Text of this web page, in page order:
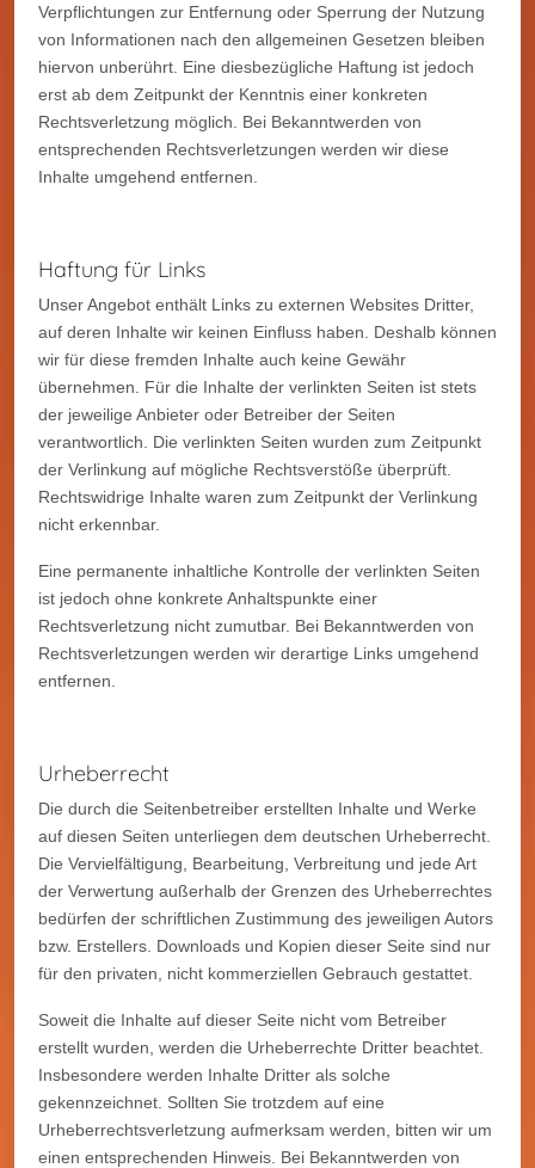
Verpflichtungen zur Entfernung oder Sperrung der Nutzung
von Informationen nach den allgemeinen Gesetzen bleiben
hiervon unberührt. Eine diesbezügliche Haftung ist jedoch
erst ab dem Zeitpunkt der Kenntnis einer konkreten
Rechtsverletzung möglich. Bei Bekanntwerden von
entsprechenden Rechtsverletzungen werden wir diese
Inhalte umgehend entfernen.
Haftung für Links
Unser Angebot enthält Links zu externen Websites Dritter,
auf deren Inhalte wir keinen Einfluss haben. Deshalb können
wir für diese fremden Inhalte auch keine Gewähr
übernehmen. Für die Inhalte der verlinkten Seiten ist stets
der jeweilige Anbieter oder Betreiber der Seiten
verantwortlich. Die verlinkten Seiten wurden zum Zeitpunkt
der Verlinkung auf mögliche Rechtsverstöße überprüft.
Rechtswidrige Inhalte waren zum Zeitpunkt der Verlinkung
nicht erkennbar.
Eine permanente inhaltliche Kontrolle der verlinkten Seiten
ist jedoch ohne konkrete Anhaltspunkte einer
Rechtsverletzung nicht zumutbar. Bei Bekanntwerden von
Rechtsverletzungen werden wir derartige Links umgehend
entfernen.
Urheberrecht
Die durch die Seitenbetreiber erstellten Inhalte und Werke
auf diesen Seiten unterliegen dem deutschen Urheberrecht.
Die Vervielfältigung, Bearbeitung, Verbreitung und jede Art
der Verwertung außerhalb der Grenzen des Urheberrechtes
bedürfen der schriftlichen Zustimmung des jeweiligen Autors
bzw. Erstellers. Downloads und Kopien dieser Seite sind nur
für den privaten, nicht kommerziellen Gebrauch gestattet.
Soweit die Inhalte auf dieser Seite nicht vom Betreiber
erstellt wurden, werden die Urheberrechte Dritter beachtet.
Insbesondere werden Inhalte Dritter als solche
gekennzeichnet. Sollten Sie trotzdem auf eine
Urheberrechtsverletzung aufmerksam werden, bitten wir um
einen entsprechenden Hinweis. Bei Bekanntwerden von